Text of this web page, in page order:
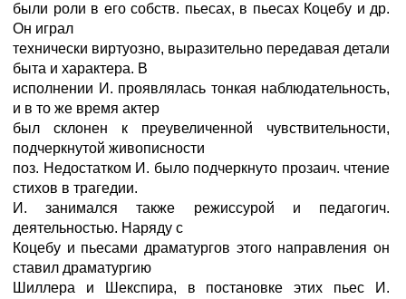
были роли в его собств. пьесах, в пьесах Коцебу и др.
Он играл
технически виртуозно, выразительно передавая детали
быта и характера. В
исполнении И. проявлялась тонкая наблюдательность,
и в то же время актер
был склонен к преувеличенной чувствительности,
подчеркнутой живописности
поз. Недостатком И. было подчеркнуто прозаич. чтение
стихов в трагедии.
И. занимался также режиссурой и педагогич.
деятельностью. Наряду с
Коцебу и пьесами драматургов этого направления он
ставил драматургию
Шиллера и Шекспира, в постановке этих пьес И.